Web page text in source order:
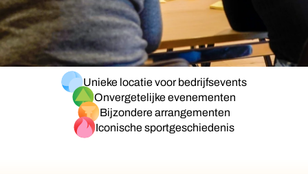
Unieke locatie voor bedrijfsevents
Onvergetelijke evenementen
Bijzondere arrangementen
Iconische sportgeschiedenis